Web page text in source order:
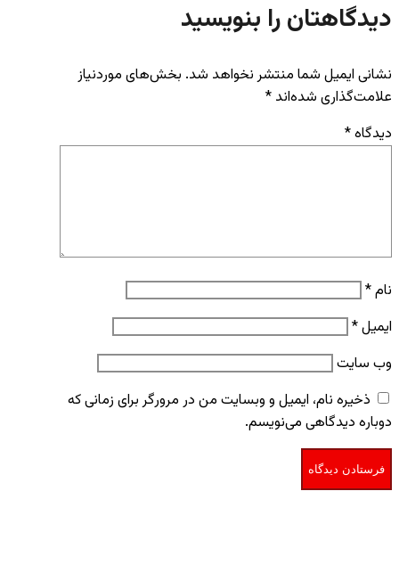
دیدگاهتان را بنویسید
نشانی ایمیل شما منتشر نخواهد شد. بخش‌های موردنیاز
علامت‌گذاری شده‌اند *
دیدگاه*
نام*
ایمیل*
وب‌ سایت
ذخیره نام، ایمیل و وبسایت من در مرورگر برای زمانی که
دوباره دیدگاهی می‌نویسم.